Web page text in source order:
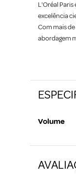
L'Oréal
excelência
Com mais
abordagem
Volume